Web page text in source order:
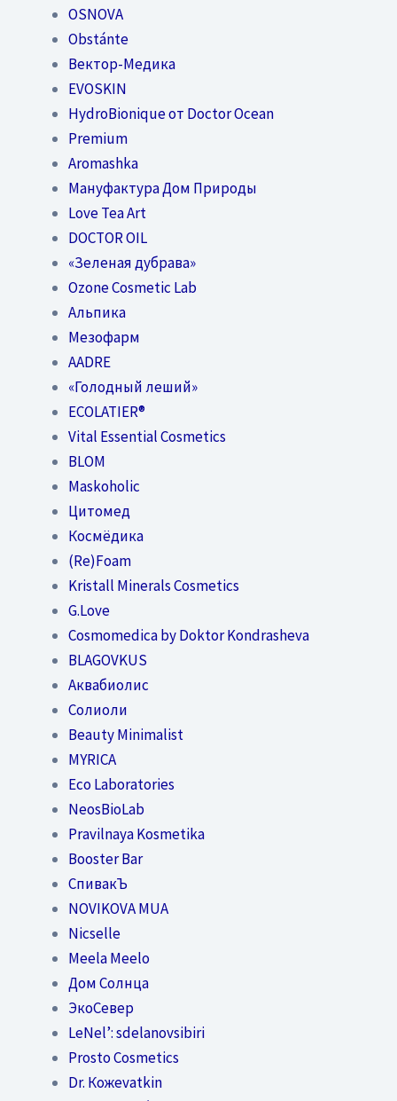
OSNOVA
Obstánte
Вектор-Медика
EVOSKIN
HydroBionique от Doctor Ocean
Premium
Aromashka
Мануфактура Дом Природы
Love Tea Art
DOCTOR OIL
«Зеленая дубрава»
Ozone Cosmetic Lab
Альпика
Мезофарм
AADRE
«Голодный леший»
EСОLATIER®
Vital Essential Cosmetics
BLOM
Maskoholic
Цитомед
Космёдика
(Re)Foam
Kristall Minerals Cosmetics
G.Love
Cosmomedica by Doktor Kondrasheva
BLAGOVKUS
Аквабиолис
Солиоли
Beauty Minimalist
MYRICA
Eco Laboratories
NeosBioLab
Pravilnaya Kosmetika
Booster Bar
СпивакЪ
NOVIKOVA MUA
Nicselle
Meela Meelo
Дом Солнца
ЭкоСевер
LeNel’: sdelanovsibiri
Prosto Cosmetics
Dr. Кожеvatkin